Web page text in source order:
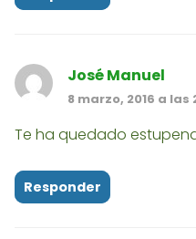
José Manuel
8 marzo, 2016 a las
Te ha quedado
Responder